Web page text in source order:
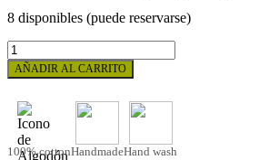
8 disponibles (puede reservarse)
PELUCHE
ASIENTO
BALLENA
cantidad
AÑADIR AL CARRITO
100% cottonHandmadeHand wash